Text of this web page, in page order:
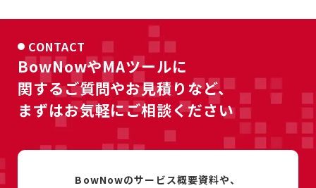
CONTACT
BowNowやMAツールに
関するご質問やお見積りなど、
まずはお気軽にご相談ください
BowNowのサービス概要資料や、